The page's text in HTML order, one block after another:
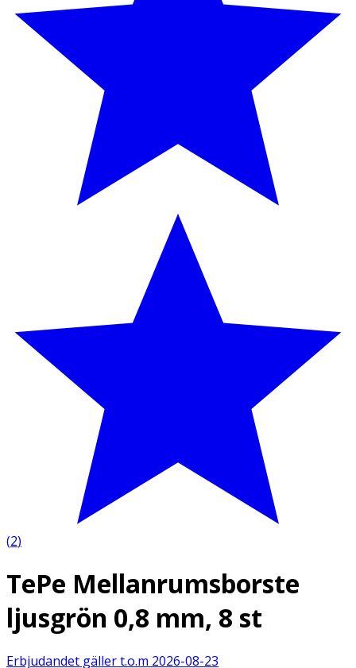
(2)
TePe Mellanrumsborste
ljusgrön 0,8 mm, 8 st
Erbjudandet gäller t.o.m 2026-08-23